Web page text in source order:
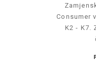
Consumer
K2 - K7.